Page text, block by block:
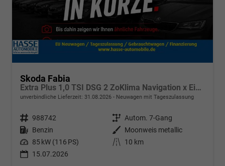
Skoda Fabia
Extra Plus 1,0 TSI DSG 2 ZoKlima Navigation x Einparkhilfe Kessy beheiztes Lenkrad Sitzheizung Sunset 5J Garantie
unverbindliche Lieferzeit: 31.08.2026 Neuwagen mit Tageszulassung
Fahrzeugnr. 988742 Getriebe Autom. 7-Gang
Kraftstoff Benzin Außenfarbe
Moonweis metallic
Leistung 85 kW (116 PS) Kilometerstand
10 km
15.07.2026